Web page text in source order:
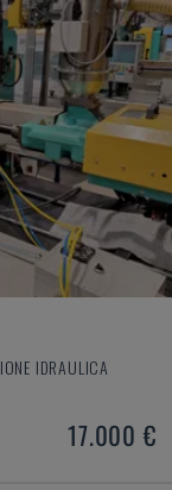
IDRAULICA
17.000 €